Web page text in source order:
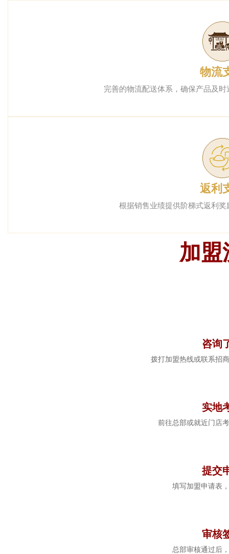
物流
完善的物流配送体系，确保产品及
返利
根据销售业绩提供阶梯式返利
加盟
咨询
拨打加盟热线或联系招
实地
前往总部或就近门店
提交
填写加盟申请表
审核
总部审核通过后